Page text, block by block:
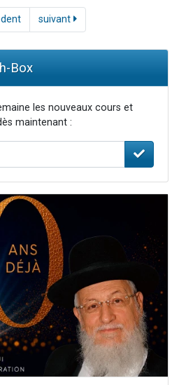
suivant
Box
les nouveaux cours et
maintenant :